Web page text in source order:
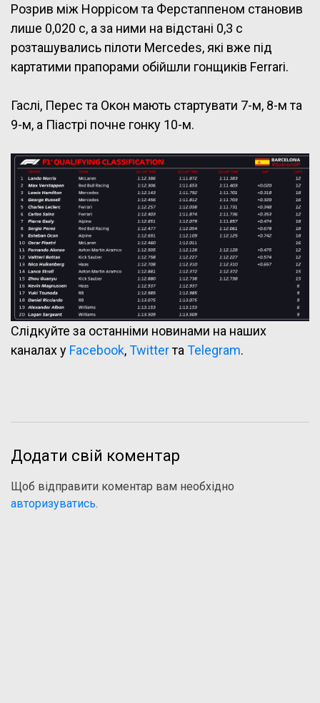
Розрив між Норрісом та Ферстаппеном становив
лише 0,020 с, а за ними на відстані 0,3 с
розташувались пілоти Mercedes, які вже під
картатими прапорами обійшли гонщиків Ferrari.
Гаслі, Перес та Окон мають стартувати 7-м, 8-м та
9-м, а Піастрі почне гонку 10-м.
Слідкуйте за останніми новинами на наших
каналах у Facebook,Twitterта Telegram.
Додати свій коментар
Щоб відправити коментар вам необхідно
авторизуватись.